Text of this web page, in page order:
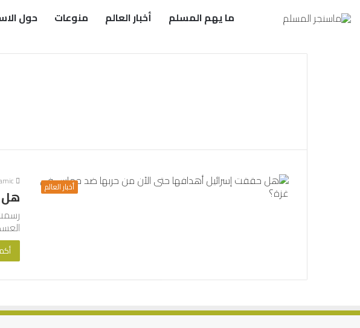
ما يهم المسلم أخبار العالم منوعات حول
أخبار العالم هل